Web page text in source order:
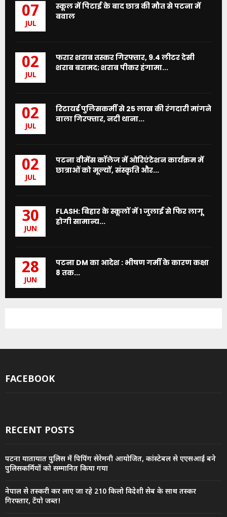
07
JUL
स्कूल में पिटाई के बाद छात्र की मौत से पटना में
बवाल
02
JUL
फरार शराब तस्कर गिरफ्तार, 9.4 लीटर देसी
शराब बरामद; शराब पीकर हंगामा...
02
JUL
रिटायर्ड पुलिसकर्मी से 25 लाख की रंगदारी मांगने
वाला गिरफ्तार, नदी थाना...
02
JUL
पटना वीमेंस कॉलेज में ओरिएंटेशन कार्यक्रम में
छात्राओं को मूल्यों, संस्कृति और...
30
JUN
FLASH: बिहार के स्कूलों में 1 जुलाई से फिर लागू
होगी सामान्य...
28
JUN
पटना DM का आदेश : भीषण गर्मी के कारण कक्षा
8 तक...
FACEBOOK
RECENT POSTS
पटना यातायात पुलिस में पिपिंग सेरेमनी आयोजित, कांस्टेबल से एएसआई बने
पुलिसकर्मियों को सम्मानित किया गया
नेपाल से तस्करी कर लाए जा रहे 210 किलो विदेशी सेब के साथ तस्कर
गिरफ्तार, टेंपो जब्त!